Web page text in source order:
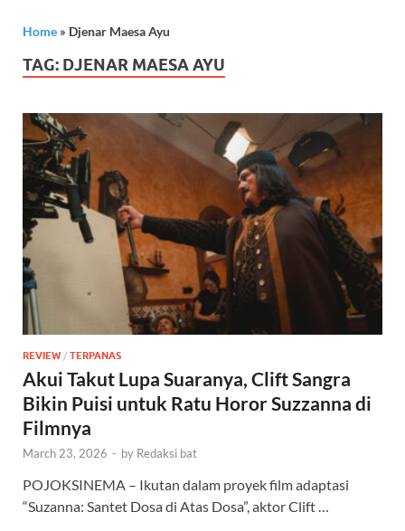
Home » Djenar Maesa Ayu
TAG: DJENAR MAESA AYU
REVIEW / TERPANAS
Akui Takut Lupa Suaranya, Clift Sangra
Bikin Puisi untuk Ratu Horor Suzzanna di
Filmnya
March 23, 2026 - by Redaksi bat
POJOKSINEMA – Ikutan dalam proyek film adaptasi
“Suzanna: Santet Dosa di Atas Dosa”, aktor Clift …